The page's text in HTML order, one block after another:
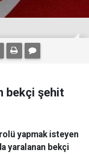
bekçi şehit
yapmak isteyen
yaralanan bekçi